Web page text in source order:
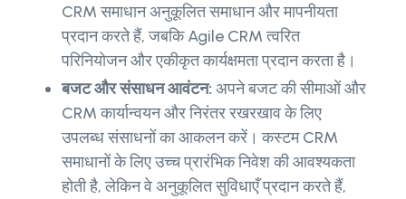
CRM समाधान अनुकूलित समाधान और मापनीयता
प्रदान करते हैं, जबकि Agile CRM त्वरित
परिनियोजन और एकीकृत कार्यक्षमता प्रदान करता है।
बजट और संसाधन आवंटन: अपने बजट की सीमाओं और
CRM कार्यान्वयन और निरंतर रखरखाव के लिए
उपलब्ध संसाधनों का आकलन करें। कस्टम CRM
समाधानों के लिए उच्च प्रारंभिक निवेश की आवश्यकता
होती है, लेकिन वे अनुकूलित सुविधाएँ प्रदान करते हैं,